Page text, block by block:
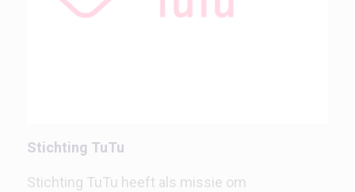
Stichting TuTu
Stichting TuTu heeft als missie om